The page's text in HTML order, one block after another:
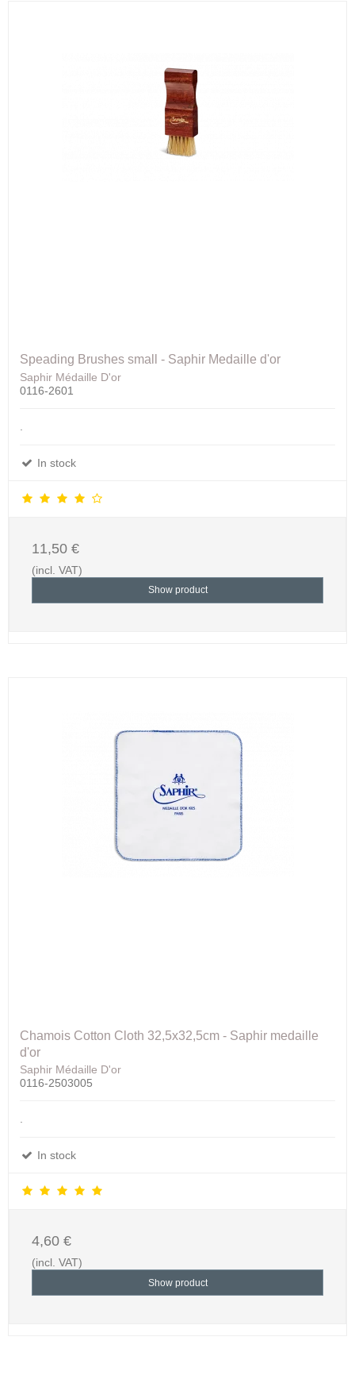
Speading Brushes small - Saphir Medaille d'or
Saphir Médaille D'or
0116-2601
.
In stock
11,50 €
(incl. VAT)
Show product
Chamois Cotton Cloth 32,5x32,5cm - Saphir medaille
d'or
Saphir Médaille D'or
0116-2503005
.
In stock
4,60 €
(incl. VAT)
Show product